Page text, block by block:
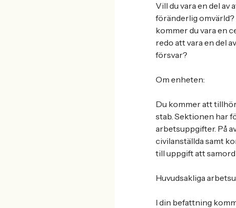
Vill du vara en del
föränderlig
kommer du vara en
redo att vara en del
försvar?
Om enheten:
Du kommer att
stab. Sektionen har
arbetsuppgifter. På
civilanställda samt
till uppgift att
Huvudsakliga
I din befattning